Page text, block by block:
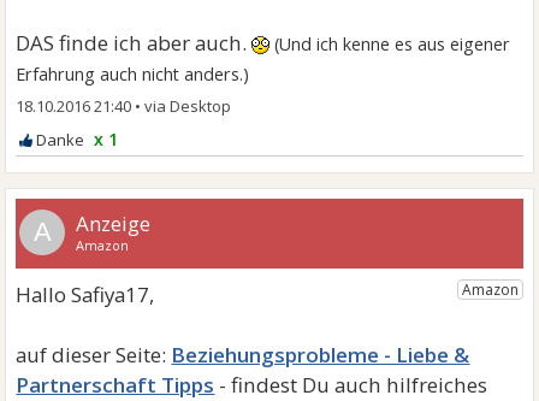
DAS finde ich aber auch.
(Und ich kenne es aus eigener
Erfahrung auch nicht anders.)
18.10.2016 21:40 •
x 1
A
Beziehungsprobleme - Liebe &
Partnerschaft Tipps